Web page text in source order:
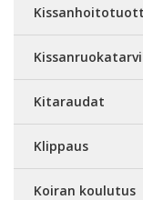
Kitaraudat
Klippaus
Koiran koulutus